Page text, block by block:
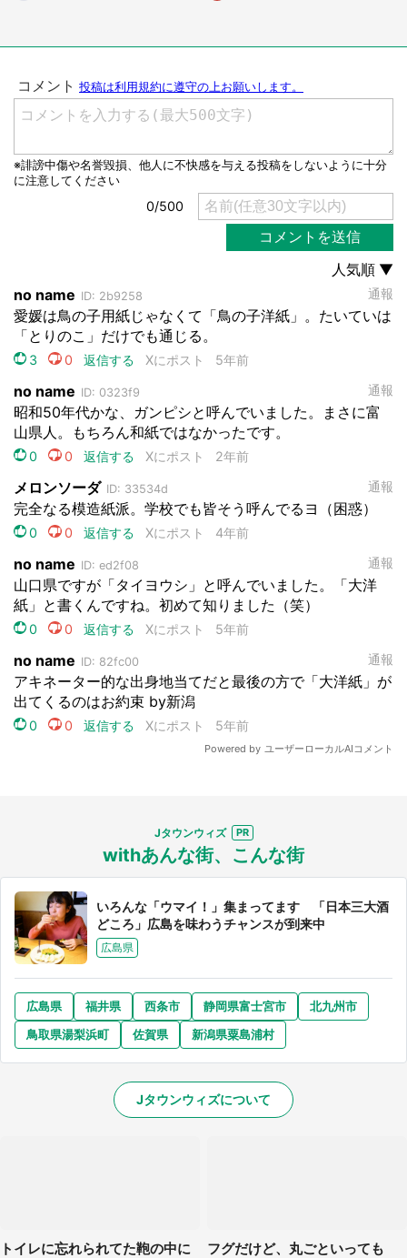
Jタウンウィズ
withあんな街、こんな街
いろんな「ウマイ！」集まってます 「日本三大酒
どころ」広島を味わうチャンスが到来中
広島県
広島県 福井県 西条市 静岡県富士宮市
北九州市
鳥取県湯梨浜町
佐賀県 新潟県粟島浦村
Jタウンウィズについて
トイレに忘れられてた鞄の中に
フグだけど、丸ごといっても